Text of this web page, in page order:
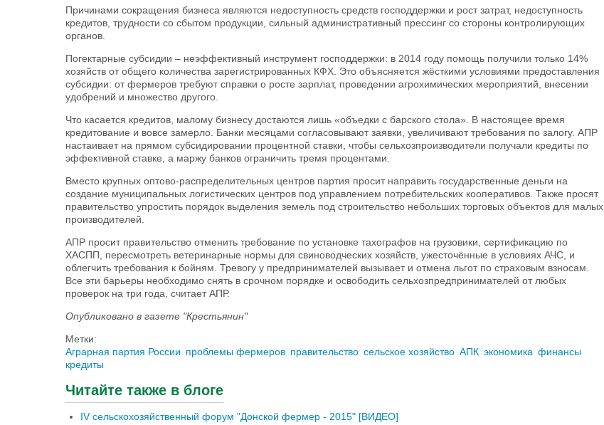
Причинами сокращения бизнеса являются недоступность средств господдержки и рост затрат, недоступность
кредитов, трудности со сбытом продукции, сильный административный прессинг со стороны контролирующих
органов.
Погектарные субсидии – неэффективный инструмент господдержки: в 2014 году помощь получили только 14%
хозяйств от общего количества зарегистрированных КФХ. Это объясняется жёсткими условиями предоставления
субсидии: от фермеров требуют справки о росте зарплат, проведении агрохимических мероприятий, внесении
удобрений и множество другого.
Что касается кредитов, малому бизнесу достаются лишь «объедки с барского стола». В настоящее время
кредитование и вовсе замерло. Банки месяцами согласовывают заявки, увеличивают требования по залогу. АПР
настаивает на прямом субсидировании процентной ставки, чтобы сельхозпроизводители получали кредиты по
эффективной ставке, а маржу банков ограничить тремя процентами.
Вместо крупных оптово-распределительных центров партия просит направить государственные деньги на
создание муниципальных логистических центров под управлением потребительских кооперативов. Также просят
правительство упростить порядок выделения земель под строительство небольших торговых объектов для малых
производителей.
АПР просит правительство отменить требование по установке тахографов на грузовики, сертификацию по
ХАСПП, пересмотреть ветеринарные нормы для свиноводческих хозяйств, ужесточённые в условиях АЧС, и
облегчить требования к бойням. Тревогу у предпринимателей вызывает и отмена льгот по страховым взносам.
Все эти барьеры необходимо снять в срочном порядке и освободить сельхозпредпринимателей от любых
проверок на три года, считает АПР.
Опубликовано в газете "Крестьянин"
Метки:
Аграрная партия России проблемы фермеров правительство сельское хозяйство АПК экономика финансы
кредиты
Читайте также в блоге
IV сельскохозяйственный форум "Донской фермер - 2015" [ВИДЕО]